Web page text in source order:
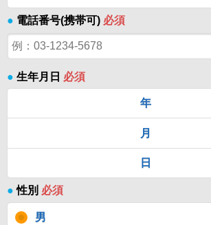
● 電話番号(携帯可) 必須
● 生年月日 必須
年
月
日
● 性別 必須
男